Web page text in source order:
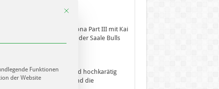
SportPunkt – Folge 89. – Corona Part III mit Kai
Schmitz, ehemaliger Kapitän der Saale Bulls
Folge 86 – live und hochkarätig
zur CORONA Krise und die
Mit diesem Button wird der Dialog geschlossen. Seine
für die eine Einwilligung erteilt werden kann. Die erste Service-Gruppe ist
Funktionen
der Website